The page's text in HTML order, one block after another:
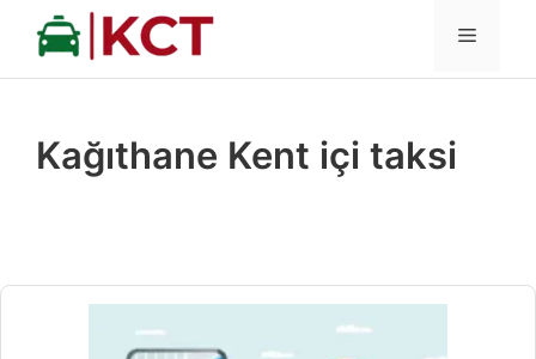
İçeriğe
MENÜ
Kağıthane Kent içi taksi